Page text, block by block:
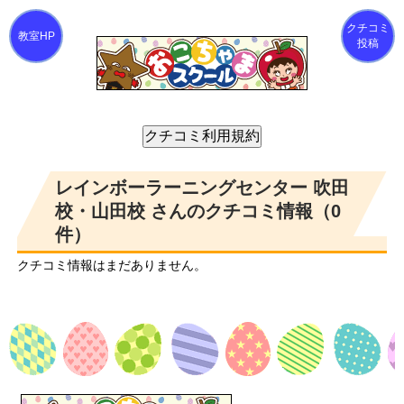
クチコミ
投稿
レインボーラーニングセンター 吹田
校・山田校 さんのクチコミ情報（0
件）
クチコミ情報はまだありません。